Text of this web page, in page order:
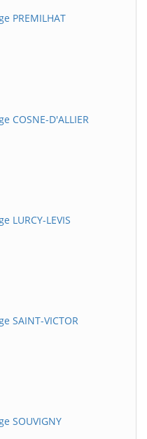
PREMILHAT
COSNE-D'ALLIER
LURCY-LEVIS
SAINT-VICTOR
SOUVIGNY